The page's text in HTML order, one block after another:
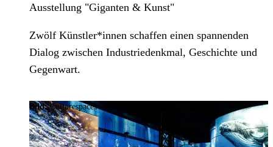
Ausstellung "Giganten & Kunst"
Zwölf Künstler*innen schaffen einen spannenden
Dialog zwischen Industriedenkmal, Geschichte und
Gegenwart.
Bild:Culturespaces / Falko Wübbecke